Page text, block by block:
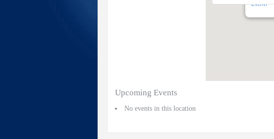
Eventi
Upcoming Events
No events in this location